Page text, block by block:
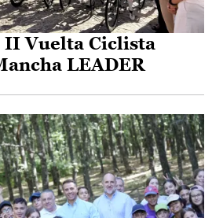
II Vuelta Ciclista
LEADER